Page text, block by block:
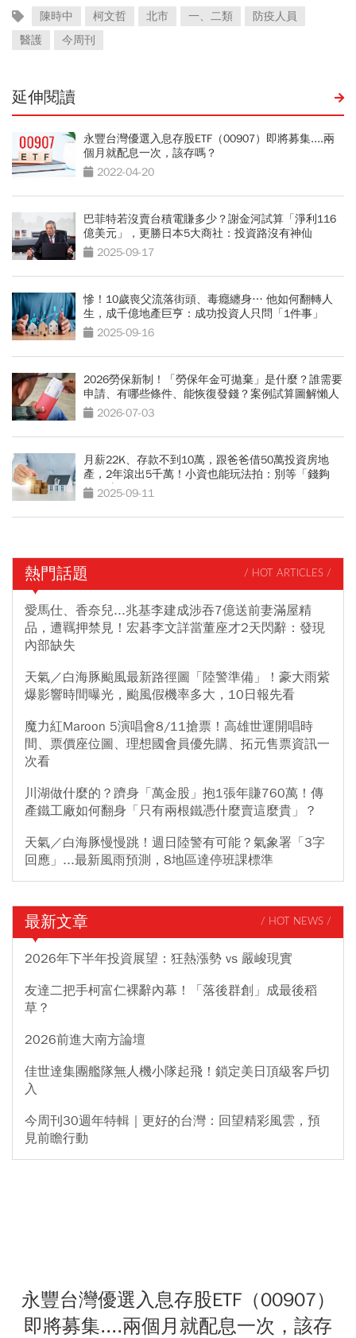
陳時中 柯文哲 北市 一、二類
防疫人員
醫護
今周刊
延伸閱讀
永豐台灣優選入息存股ETF（00907）即將募集....兩
個月就配息一次，該存嗎？
2022-04-20
巴菲特若沒賣台積電賺多少？謝金河試算「淨利116
億美元」，更勝日本5大商社：投資路沒有神仙
2025-09-17
慘！10歲喪父流落街頭、毒癮纏身… 他如何翻轉人
生，成千億地產巨亨：成功投資人只問「1件事」
2025-09-16
2026勞保新制！「勞保年金可拋棄」是什麼？誰需要
申請、有哪些條件、能恢復發錢？案例試算圖解懶人
包 2026-07-03
月薪22K、存款不到10萬，跟爸爸借50萬投資房地
產，2年滾出5千萬！小資也能玩法拍：別等「錢夠
了」才開始
2025-09-11
熱門話題 / HOT ARTICLES /
愛馬仕、香奈兒...兆基李建成涉吞7億送前妻滿屋精
品，遭羈押禁見！宏碁李文詳當董座才2天閃辭：發現
內部缺失
天氣／白海豚颱風最新路徑圖「陸警準備」！豪大雨紫
爆影響時間曝光，颱風假機率多大，10日報先看
魔力紅Maroon 5演唱會8/11搶票！高雄世運開唱時
間、票價座位圖、理想國會員優先購、拓元售票資訊一
次看
川湖做什麼的？躋身「萬金股」抱1張年賺760萬！傳
產鐵工廠如何翻身「只有兩根鐵憑什麼賣這麼貴」？
天氣／白海豚慢慢跳！週日陸警有可能？氣象署「3字
回應」...最新風雨預測，8地區達停班課標準
最新文章 / HOT NEWS /
2026年下半年投資展望：狂熱漲勢 vs 嚴峻現實
友達二把手柯富仁裸辭內幕！「落後群創」成最後稻
草？
2026前進大南方論壇
佳世達集團艦隊無人機小隊起飛！鎖定美日頂級客戶切
入
今周刊30週年特輯｜更好的台灣：回望精彩風雲，預
見前瞻行動
永豐台灣優選入息存股ETF（00907）
即將募集....兩個月就配息一次，該存